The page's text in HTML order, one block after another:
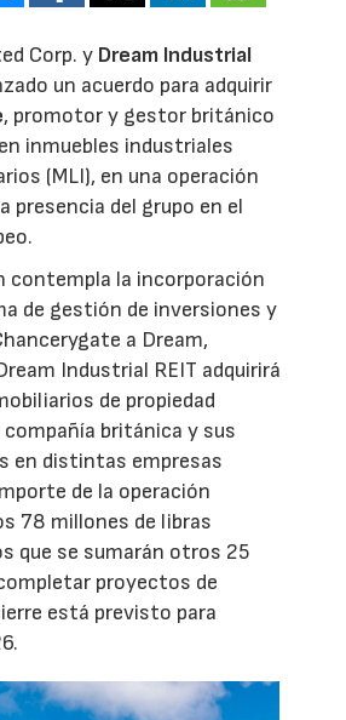
Corp. y Dream Industrial
un acuerdo para adquirir
, promotor y gestor británico
inmuebles industriales
(MLI), en una operación
presencia del grupo en el
contempla la incorporación
de gestión de inversiones y
a Dream,
Industrial REIT adquirirá
de propiedad
compañía británica y sus
en distintas empresas
de la operación
78 millones de libras
que se sumarán otros 25
proyectos de
está previsto para